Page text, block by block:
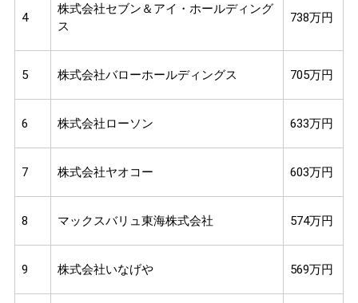
4
株式会社セブン＆アイ・ホールディング
ス
738万円
5 株式会社バローホールディングス 705万円
6 株式会社ローソン 633万円
7 株式会社ヤオコー 603万円
8 マックスバリュ東海株式会社 574万円
9 株式会社いなげや 569万円